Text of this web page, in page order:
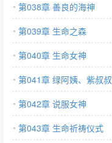
第038章 善良的海神
第039章 生命之森
第040章 生命女神
第041章 绿阿姨、紫叔叔
第042章 说服女神
第043章 生命祈祷仪式